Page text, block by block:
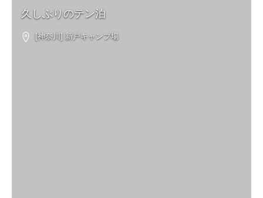
久しぶりのテン泊
[神奈川] 新戸キャンプ場